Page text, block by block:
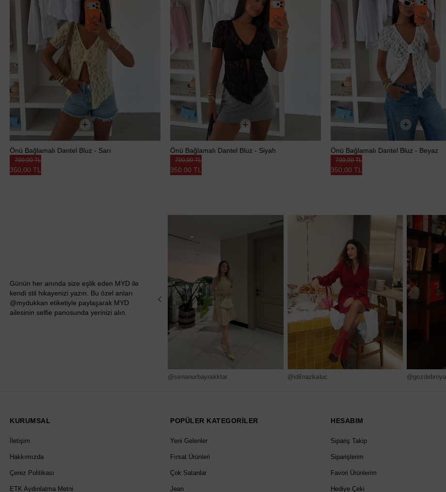
Önü Bağlamalı Dantel Bluz - Sarı
350,00 TL
700,00 TL
Önü Bağlamalı Dantel Bluz - Siyah
350,00 TL
700,00 TL
Önü Bağlamalı Dantel Bluz - Beyaz
350,00 TL
700,00 TL
Günün her anında size eşlik eden MYD ile
kendi stil hikayenizi yazın. Bu özel anları
@mydukkan etiketiyle paylaşarak MYD
ailesinin selfie panosunda yerinizi alın.
@senanurbayrakktar @idilnazkaluc @gozdebinyal
KURUMSAL
İletişim
Hakkımızda
Çerez Politikası
ETK Aydınlatma Metni
POPÜLER KATEGORİLER
Yeni Gelenler
Fırsat Ürünleri
Çok Satanlar
Jean
HESABIM
Sipariş Takip
Siparişlerim
Favori Ürünlerim
Hediye Çeki